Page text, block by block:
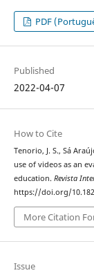
PDF
Published
2022-04-07
How to Cite
Tenorio, J. S., Sá
use of videos as an
education. Revista
https://doi.org/
More Citation
Issue